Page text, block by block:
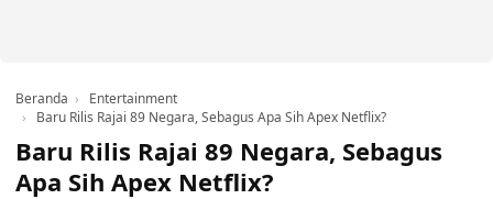
Beranda
Entertainment
Baru Rilis Rajai 89 Negara, Sebagus Apa Sih Apex Netflix?
Baru Rilis Rajai 89 Negara, Sebagus
Apa Sih Apex Netflix?